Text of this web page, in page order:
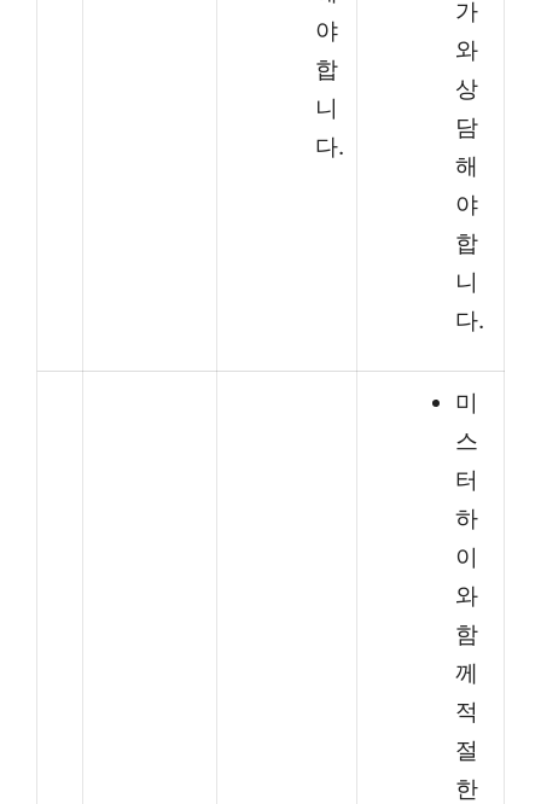
야
합
니
다.
가
와
상
담
해
야
합
니
다.
미
스
터
하
이
와
함
께
적
절
한